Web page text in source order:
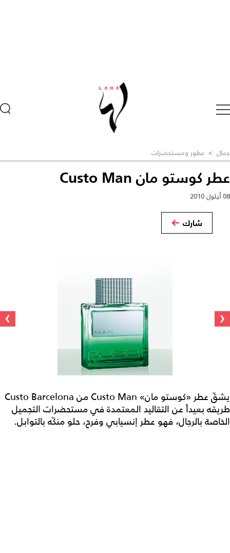
جمال > عطور ومستحضرات
عطر كوستو مان Custo Man
08 أيلول 2010
شارك
‹
›
يشقّ عطر «كوستو مان» Custo Man من Custo Barcelona
طريقه بعيداً عن التقاليد المعتمدة في مستحضرات التجميل
الخاصة بالرجال، فهو عطر إنسيابي وفرح، حلو منكّه بالتوابل.